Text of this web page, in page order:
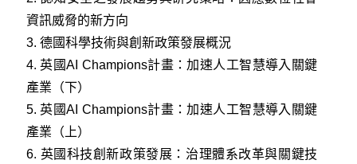
資訊威脅的新方向
3. 德國科學技術與創新政策發展概況
4.英國AI Champions計畫：加速人工智慧導入關鍵
產業（下）
5.英國AI Champions計畫：加速人工智慧導入關鍵
產業（上）
6. 英國科技創新政策發展：治理體系改革與關鍵技